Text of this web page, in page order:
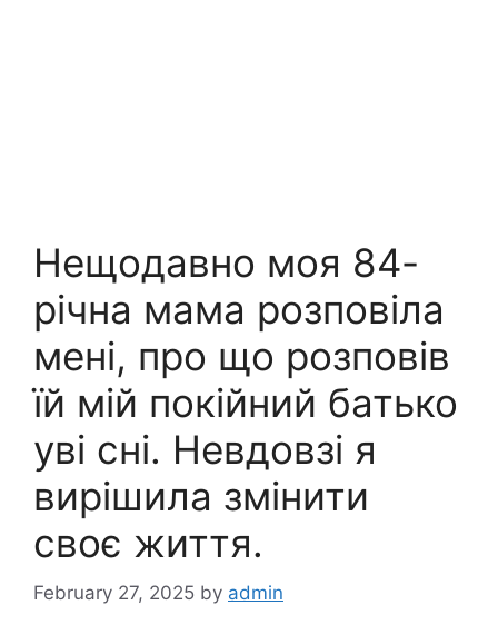
Нещодавно моя 84-
річна мама розповіла
мені, про що розповів
їй мій покійний батько
уві сні. Невдовзі я
вирішила змінити
своє життя.
February 27, 2025 by admin